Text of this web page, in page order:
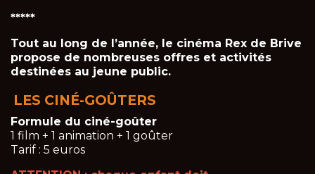
*****
Tout au long de l’année, le cinéma Rex de Brive
propose de nombreuses offres et activités
destinées au jeune public.
LES CINÉ-GOÛTERS
Formule du ciné-goûter
1 film + 1 animation + 1 goûter
Tarif : 5 euros